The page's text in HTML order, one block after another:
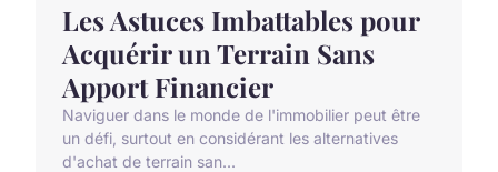
Les Astuces Imbattables pour
Acquérir un Terrain Sans
Apport Financier
Naviguer dans le monde de l'immobilier peut être
un défi, surtout en considérant les alternatives
d'achat de terrain san...